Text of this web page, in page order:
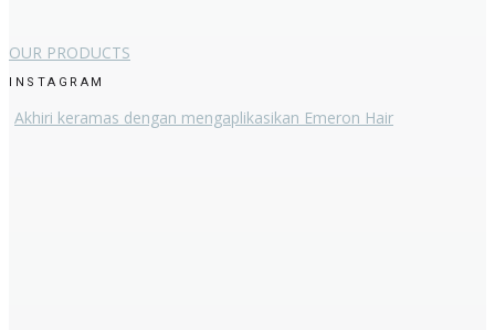
OUR PRODUCTS
INSTAGRAM
Akhiri keramas dengan mengaplikasikan Emeron Hair